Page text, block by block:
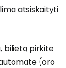
atsiskaityti
bilietą pirkite
(oro